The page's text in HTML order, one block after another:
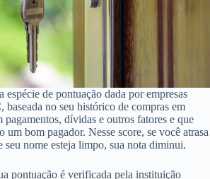
espécie de pontuação dada por empresas
no seu histórico de compras em
pagamentos, dívidas e outros fatores e que
um bom pagador. Nesse score, se você atrasa
seu nome esteja limpo, sua nota diminui.
pontuação é verificada pela instituição